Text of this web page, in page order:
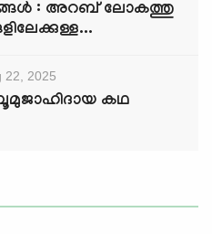
: അറബ് ലോകത്തു
22, 2025
കഥ